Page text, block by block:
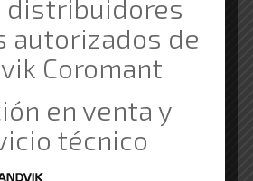
Suministros
Barata en
con clientes de Oiartzun.
con empresas de Donostia-San
distribuidores
autorizados de
Coromant
en venta y
técnico